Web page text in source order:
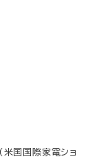
米国国際家電ショ